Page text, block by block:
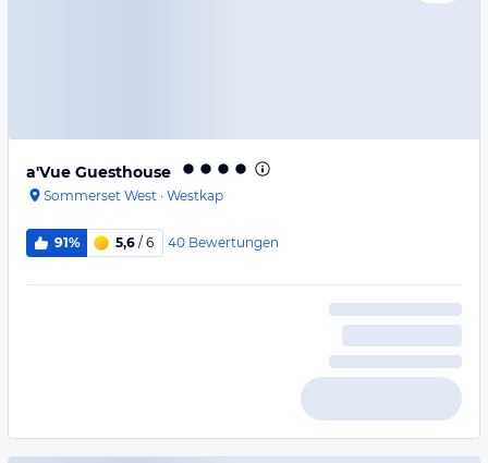
a'Vue Guesthouse
Sommerset West · Westkap
91% 5,6 / 6 40 Bewertungen